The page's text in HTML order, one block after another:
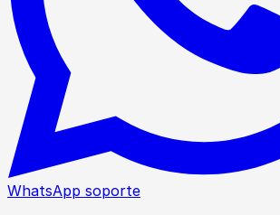
WhatsApp soporte